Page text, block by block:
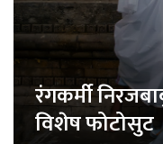
रंगकर्मी
विशेष फोटोसुट